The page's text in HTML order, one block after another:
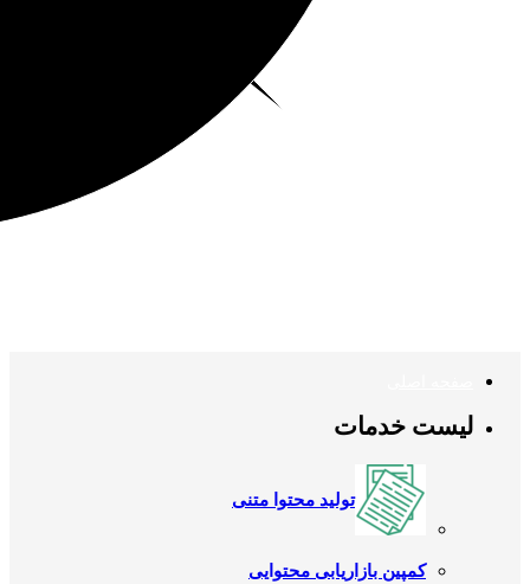
لیست خدمات
تولید محتوا متنی
کمپین بازاریابی محتوایی